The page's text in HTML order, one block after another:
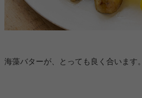
海藻バターが、とっても良く合います。